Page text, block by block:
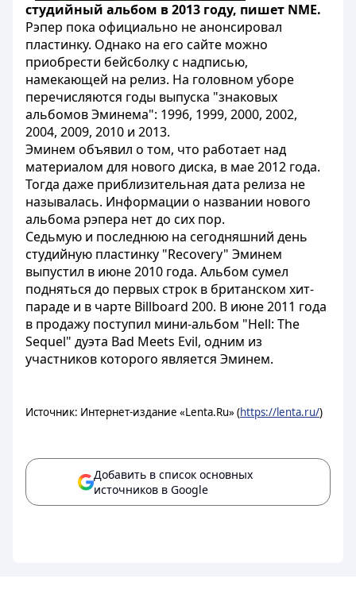
студийный альбом в 2013 году, пишет NME.
Рэпер пока официально не анонсировал
пластинку. Однако на его сайте можно
приобрести бейсболку с надписью,
намекающей на релиз. На головном уборе
перечисляются годы выпуска "знаковых
альбомов Эминема": 1996, 1999, 2000, 2002,
2004, 2009, 2010 и 2013.
Эминем объявил о том, что работает над
материалом для нового диска, в мае 2012 года.
Тогда даже приблизительная дата релиза не
называлась. Информации о названии нового
альбома рэпера нет до сих пор.
Седьмую и последнюю на сегодняшний день
студийную пластинку "Recovery" Эминем
выпустил в июне 2010 года. Альбом сумел
подняться до первых строк в британском хит-
параде и в чарте Billboard 200. В июне 2011 года
в продажу поступил мини-альбом "Hell: The
Sequel" дуэта Bad Meets Evil, одним из
участников которого является Эминем.
Источник: Интернет-издание «Lenta.Ru» (https://lenta.ru/)
Добавить в список основных
источников в Google